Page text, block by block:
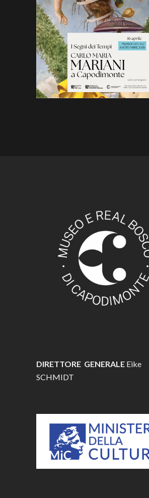
DIRETTORE GENERALE Eike
SCHMIDT